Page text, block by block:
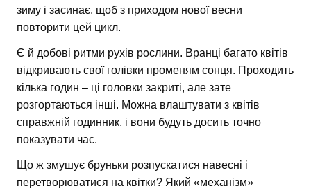
зиму і засинає, щоб з приходом нової весни
повторити цей цикл.
Є й добові ритми рухів рослини. Вранці багато квітів
відкривають свої голівки променям сонця. Проходить
кілька годин – ці головки закриті, але зате
розгортаються інші. Можна влаштувати з квітів
справжній годинник, і вони будуть досить точно
показувати час.
Що ж змушує бруньки розпускатися навесні і
перетворюватися на квітки? Який «механізм»